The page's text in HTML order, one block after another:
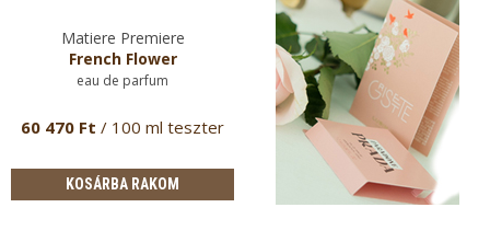
Matiere Premiere
French Flower
eau de parfum
60 470 Ft / 100 ml teszter
KOSÁRBA RAKOM